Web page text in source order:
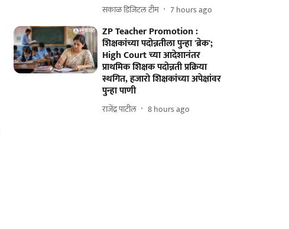
सकाळ डिजिटल टीम 7 hours ago
ZP Teacher Promotion :
शिक्षकांच्या पदोन्नतीला पुन्हा 'ब्रेक';
High Court च्या आदेशानंतर
प्राथमिक शिक्षक पदोन्नती प्रक्रिया
स्थगित, हजारो शिक्षकांच्या अपेक्षांवर
पुन्हा पाणी
राजेंद्र पाटील 8 hours ago